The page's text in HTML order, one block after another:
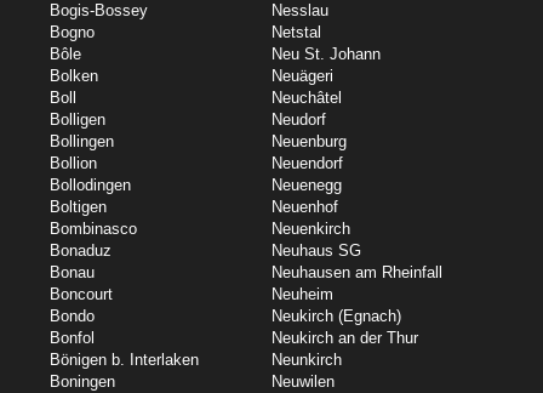
Bogis-Bossey
Bogno
Bôle
Bolken
Boll
Bolligen
Bollingen
Bollion
Bollodingen
Boltigen
Bombinasco
Bonaduz
Bonau
Boncourt
Bondo
Bonfol
Bönigen b. Interlaken
Boningen
Nesslau
Netstal
Neu St. Johann
Neuägeri
Neuchâtel
Neudorf
Neuenburg
Neuendorf
Neuenegg
Neuenhof
Neuenkirch
Neuhaus SG
Neuhausen am Rheinfall
Neuheim
Neukirch (Egnach)
Neukirch an der Thur
Neunkirch
Neuwilen